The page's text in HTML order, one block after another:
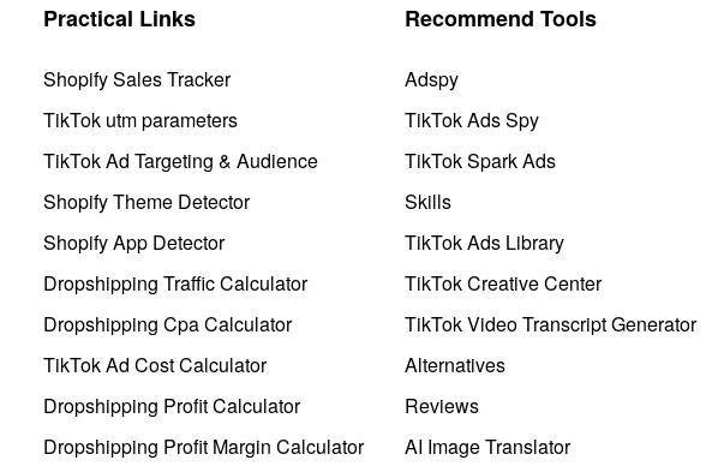
Practical Links
Shopify Sales Tracker
TikTok utm parameters
TikTok Ad Targeting & Audience
Shopify Theme Detector
Shopify App Detector
Dropshipping Traffic Calculator
Dropshipping Cpa Calculator
TikTok Ad Cost Calculator
Dropshipping Profit Calculator
Dropshipping Profit Margin Calculator
Recommend Tools
Adspy
TikTok Ads Spy
TikTok Spark Ads
Skills
TikTok Ads Library
TikTok Creative Center
TikTok Video Transcript Generator
Alternatives
Reviews
AI Image Translator